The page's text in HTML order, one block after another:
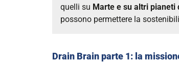
quelli su Marte e su altri pianeti
possono permettere la
Drain Brain parte 1: la